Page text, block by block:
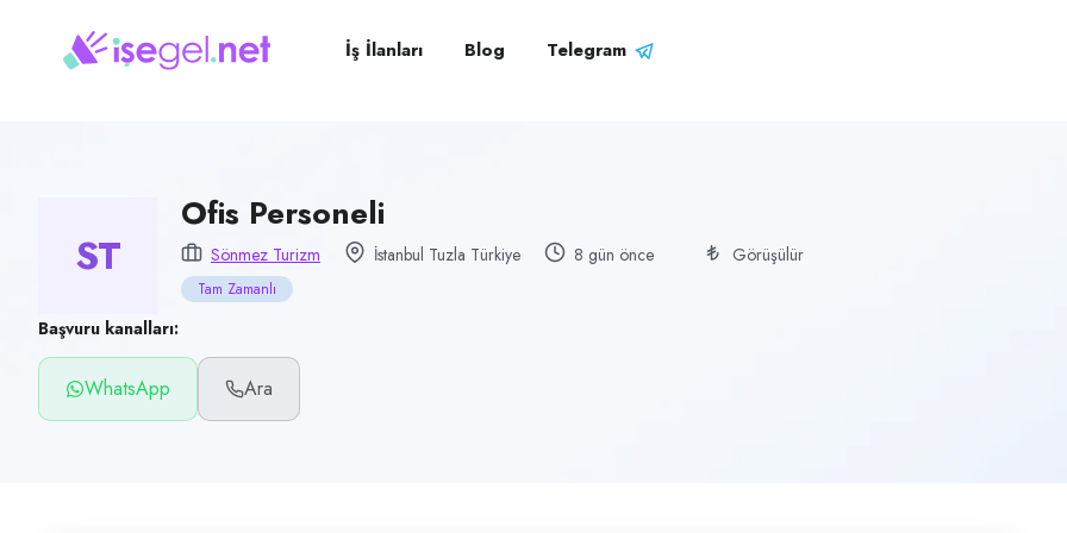
Ofis Personeli
Tuzla, İstanbul
Çalışma şekli
Tam Zamanlı · Ofis
Yayın tarihi
29 Temmuz 2026
İş İlanları Blog Telegram
ST
Ofis Personeli
Sönmez Turizm İstanbul Tuzla Türkiye 8 gün önce Görüşülür
Tam Zamanlı
Başvuru kanalları:
WhatsApp Ara